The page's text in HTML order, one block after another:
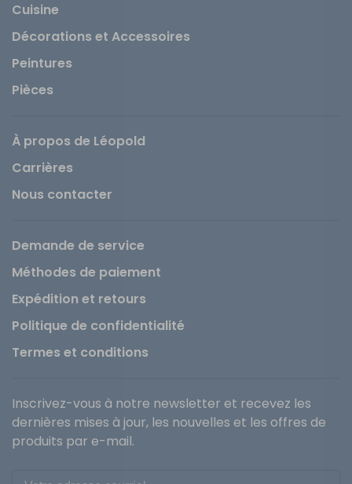
Cuisine
Décorations et Accessoires
Peintures
Pièces
À propos de Léopold
Carrières
Nous contacter
Demande de service
Méthodes de paiement
Expédition et retours
Politique de confidentialité
Termes et conditions
Inscrivez-vous à notre newsletter et recevez les
dernières mises à jour, les nouvelles et les offres de
produits par e-mail.